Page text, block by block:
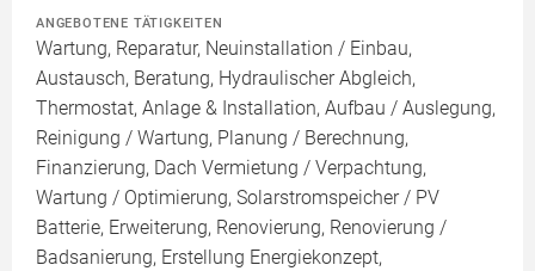
ANGEBOTENE TÄTIGKEITEN
Wartung, Reparatur, Neuinstallation / Einbau,
Austausch, Beratung, Hydraulischer Abgleich,
Thermostat, Anlage & Installation, Aufbau / Auslegung,
Reinigung / Wartung, Planung / Berechnung,
Finanzierung, Dach Vermietung / Verpachtung,
Wartung / Optimierung, Solarstromspeicher / PV
Batterie, Erweiterung, Renovierung, Renovierung /
Badsanierung, Erstellung Energiekonzept,